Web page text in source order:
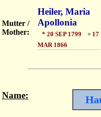
Mutter /
Mother:
Heiler, Maria
Apollonia
* 20 SEP 1799 + 17
MAR 1866
Name: